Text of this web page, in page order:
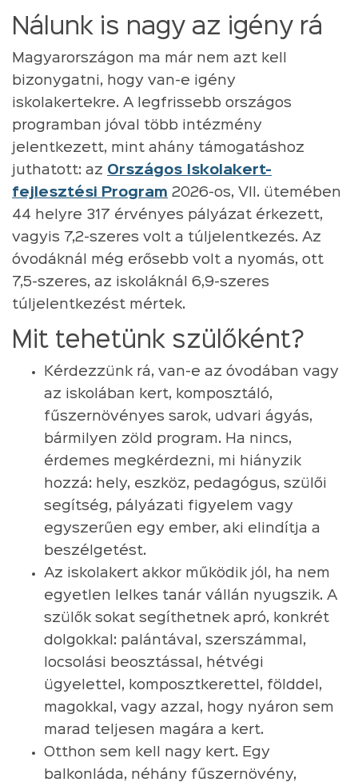
Nálunk is nagy az igény rá
Magyarországon ma már nem azt kell
bizonygatni, hogy van-e igény
iskolakertekre. A legfrissebb országos
programban jóval több intézmény
jelentkezett, mint ahány támogatáshoz
juthatott: az Országos Iskolakert-
fejlesztési Program 2026-os, VII. ütemében
44 helyre 317 érvényes pályázat érkezett,
vagyis 7,2-szeres volt a túljelentkezés. Az
óvodáknál még erősebb volt a nyomás, ott
7,5-szeres, az iskoláknál 6,9-szeres
túljelentkezést mértek.
Mit tehetünk szülőként?
Kérdezzünk rá, van-e az óvodában vagy
az iskolában kert, komposztáló,
fűszernövényes sarok, udvari ágyás,
bármilyen zöld program. Ha nincs,
érdemes megkérdezni, mi hiányzik
hozzá: hely, eszköz, pedagógus, szülői
segítség, pályázati figyelem vagy
egyszerűen egy ember, aki elindítja a
beszélgetést.
Az iskolakert akkor működik jól, ha nem
egyetlen lelkes tanár vállán nyugszik. A
szülők sokat segíthetnek apró, konkrét
dolgokkal: palántával, szerszámmal,
locsolási beosztással, hétvégi
ügyelettel, komposztkerettel, földdel,
magokkal, vagy azzal, hogy nyáron sem
marad teljesen magára a kert.
Otthon sem kell nagy kert. Egy
balkonláda, néhány fűszernövény,